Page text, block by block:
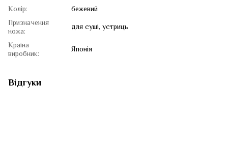
Колір:
бежевий
Призначення
ножа:
для суші, устриць
Країна
виробник:
Японія
Відгуки